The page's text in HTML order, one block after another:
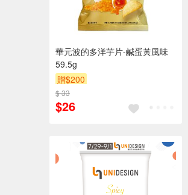
華元波的多洋芋片-鹹蛋黃風味
59.5g
贈$200
$ 33
$26